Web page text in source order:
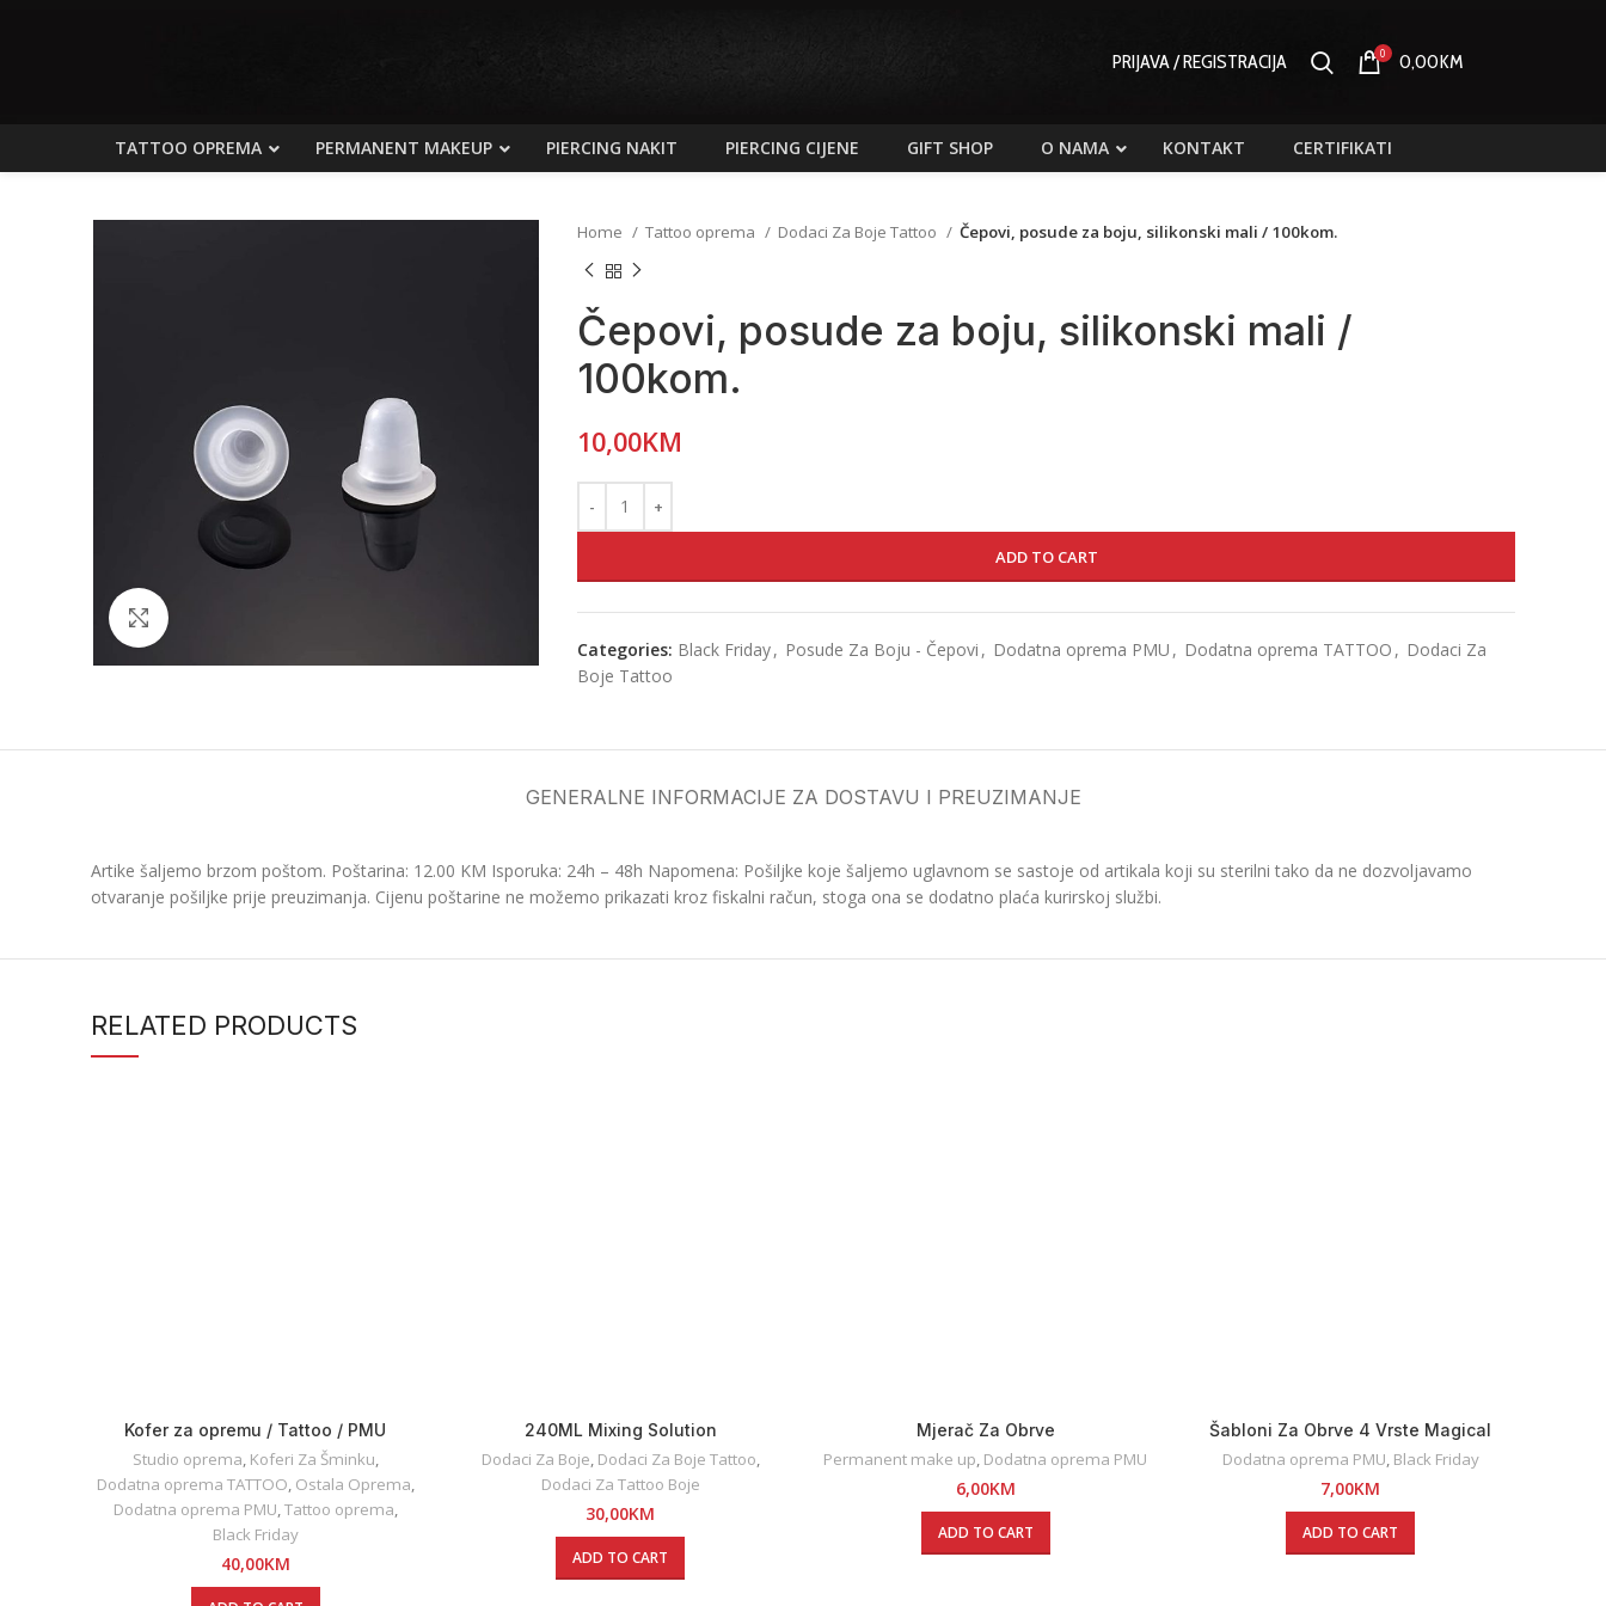
PRIJAVA / REGISTRACIJA 0 0,00KM
TATTOO OPREMA PERMANENT MAKEUP PIERCING NAKIT PIERCING CIJENE GIFT SHOP O NAMA KONTAKT CERTIFIKATI
Home Tattoo oprema Dodaci Za Boje Tattoo Čepovi, posude za boju, silikonski mali / 100kom.
Čepovi, posude za boju, silikonski mali /
100kom.
10,00KM
ADD TO CART
Categories: Black Friday, Posude Za Boju - Čepovi , Dodatna oprema PMU , Dodatna oprema TATTOO , Dodaci Za
Boje Tattoo
GENERALNE INFORMACIJE ZA DOSTAVU I PREUZIMANJE
Artike šaljemo brzom poštom. Poštarina: 12.00 KM Isporuka: 24h – 48h Napomena: Pošiljke koje šaljemo uglavnom se sastoje od artikala koji su sterilni tako da ne dozvoljavamo
otvaranje pošiljke prije preuzimanja. Cijenu poštarine ne možemo prikazati kroz fiskalni račun, stoga ona se dodatno plaća kurirskoj službi.
RELATED PRODUCTS
Kofer za opremu / Tattoo / PMU
Studio oprema, Koferi Za Šminku,
Dodatna oprema TATTOO, Ostala Oprema,
Dodatna oprema PMU,Tattoo oprema,
Black Friday
40,00KM
240ML Mixing Solution
Dodaci Za Boje, Dodaci Za Boje Tattoo,
Dodaci Za Tattoo Boje
30,00KM
ADD TO CART
Mjerač Za Obrve
Permanent make up, Dodatna oprema PMU
6,00KM
ADD TO CART
Šabloni Za Obrve 4 Vrste Magical
Dodatna oprema PMU, Black Friday
7,00KM
ADD TO CART